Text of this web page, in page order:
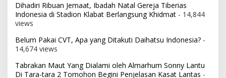
Dihadiri Ribuan Jemaat, Ibadah Natal Gereja Tiberias
Indonesia di Stadion Klabat Berlangsung Khidmat - 14,844
views
Belum Pakai CVT, Apa yang Ditakuti Daihatsu Indonesia? -
14,674 views
Tabrakan Maut Yang Dialami oleh Almarhum Sonny Lantu
Di Tara-tara 2 Tomohon Begini Penjelasan Kasat Lantas -